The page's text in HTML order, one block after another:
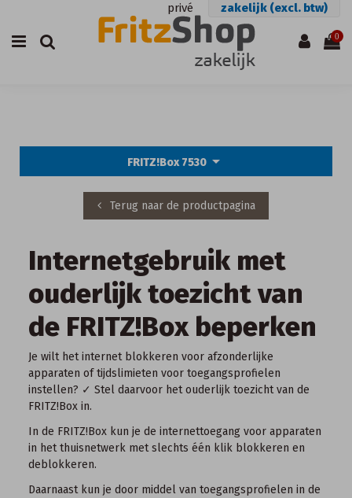
privé zakelijk (excl. btw)
0
FRITZ!Box 7530arrow_drop_down
Terug naar de productpagina
Internetgebruik met
ouderlijk toezicht van
de FRITZ!Box beperken
Je wilt het internet blokkeren voor afzonderlijke
apparaten of tijdslimieten voor toegangsprofielen
instellen? ✓ Stel daarvoor het ouderlijk toezicht van de
FRITZ!Box in.
In de FRITZ!Box kun je de internettoegang voor apparaten
in het thuisnetwerk met slechts één klik blokkeren en
deblokkeren.
Daarnaast kun je door middel van toegangsprofielen in de